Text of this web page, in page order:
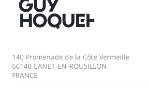
140 Promenade de la Côte Vermeille
66140 CANET-EN-ROUSILLON
FRANCE